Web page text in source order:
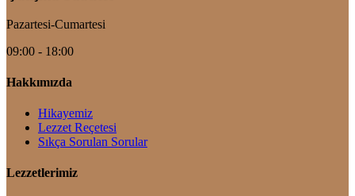
Pazartesi-Cumartesi
09:00 - 18:00
Hakkımızda
Hikayemiz
Lezzet Reçetesi
Sıkça Sorulan Sorular
Lezzetlerimiz